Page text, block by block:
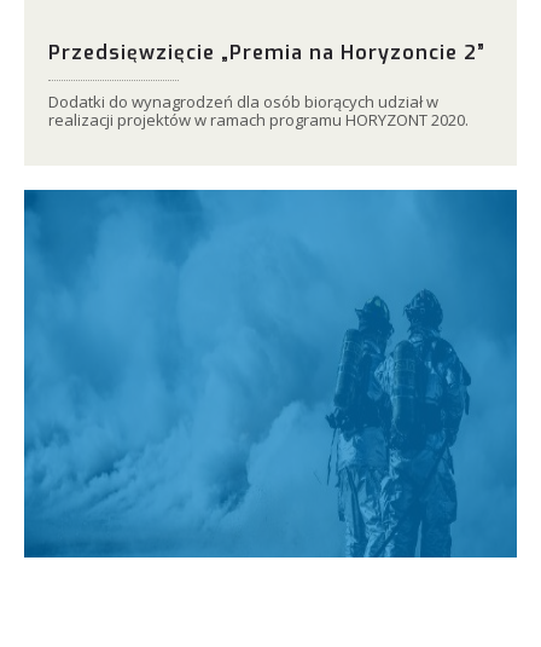
Przedsięwzięcie „Premia na Horyzoncie 2”
Dodatki do wynagrodzeń dla osób biorących udział w
realizacji projektów w ramach programu HORYZONT 2020.